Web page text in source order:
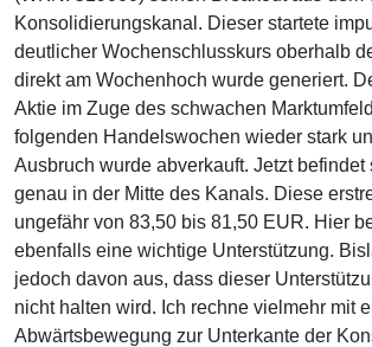
Konsolidierungskanal. Dieser startete
deutlicher Wochenschlusskurs oberhalb
direkt am Wochenhoch wurde generiert.
Aktie im Zuge des schwachen
folgenden Handelswochen wieder stark
Ausbruch wurde abverkauft. Jetzt
genau in der Mitte des Kanals. Diese
ungefähr von 83,50 bis 81,50 EUR. Hier
ebenfalls eine wichtige Unterstützung.
jedoch davon aus, dass dieser
nicht halten wird. Ich rechne vielmehr mit
Abwärtsbewegung zur Unterkante der